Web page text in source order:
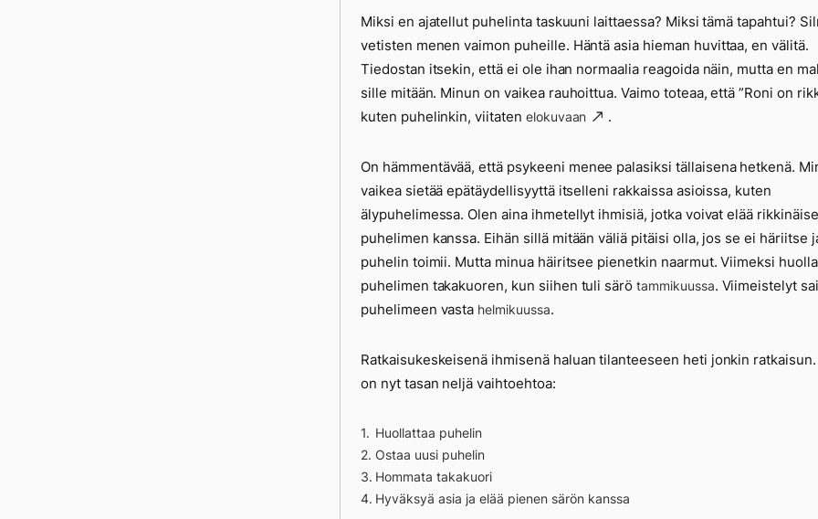
Miksi en ajatellut puhelinta taskuuni laittaessa? Miksi tämä tapahtui?
vetisten menen vaimon puheille. Häntä asia hieman huvittaa, en välitä.
Tiedostan itsekin, että ei ole ihan normaalia reagoida näin, mutta en
sille mitään. Minun on vaikea rauhoittua. Vaimo toteaa, että ”Roni on
kuten puhelinkin, viitaten elokuvaan .
On hämmentävää, että psykeeni menee palasiksi tällaisena hetkenä.
vaikea sietää epätäydellisyyttä itselleni rakkaissa asioissa, kuten
älypuhelimessa. Olen aina ihmetellyt ihmisiä, jotka voivat elää
puhelimen kanssa. Eihän sillä mitään väliä pitäisi olla, jos se ei häriitse
puhelin toimii. Mutta minua häiritsee pienetkin naarmut. Viimeksi
puhelimen takakuoren, kun siihen tuli särötammikuussa. Viimeistelyt
puhelimeen vasta helmikuussa.
Ratkaisukeskeisenä ihmisenä haluan tilanteeseen heti jonkin
on nyt tasan neljä vaihtoehtoa:
Huollattaa puhelin
Ostaa uusi puhelin
Hommata takakuori
Hyväksyä asia ja elää pienen särön kanssa